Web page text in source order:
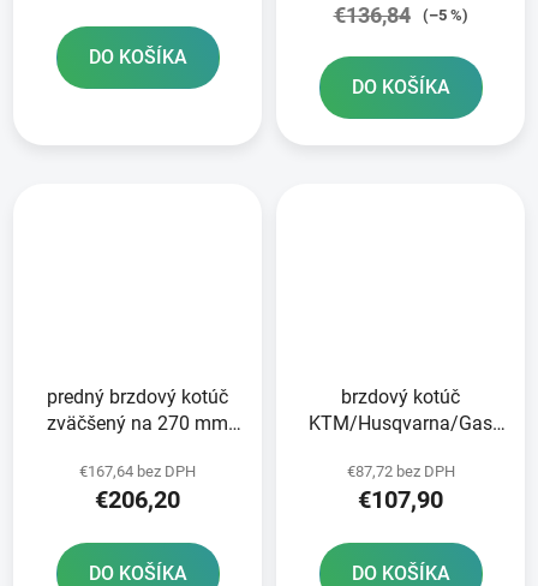
DO KOŠÍKA
€136,84 (–5 %)
DO KOŠÍKA
predný brzdový kotúč
zväčšený na 270 mm
€167,64 bez DPH
€206,20
DO KOŠÍKA
brzdový kotúč
KTM/Husqvarna/Gas
€87,72 bez DPH
€107,90
DO KOŠÍKA